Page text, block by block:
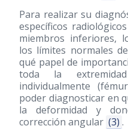
Para realizar su
específicos
miembros inferiores,
los límites normales
qué papel de
toda la
individualmente
poder diagnosticar en
la deformidad y
corrección angular (3) .